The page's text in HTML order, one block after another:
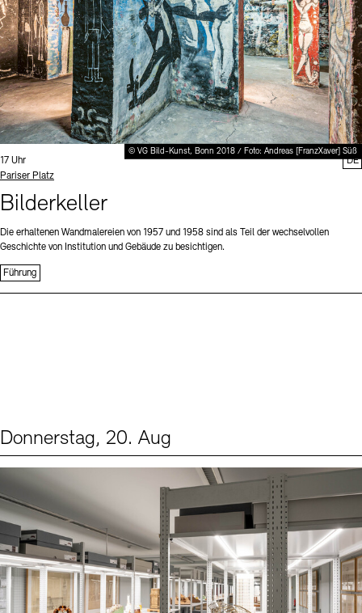
© VG Bild-Kunst, Bonn 2018 / Foto: Andreas [FranzXaver] Süß
Uhrzeit:
17 Uhr
Standort
Pariser Platz
Bilderkeller
Die erhaltenen Wandmalereien von 1957 und 1958 sind als Teil der wechselvollen
Geschichte von Institution und Gebäude zu besichtigen.
Führung
DE
Donnerstag, 20. Aug